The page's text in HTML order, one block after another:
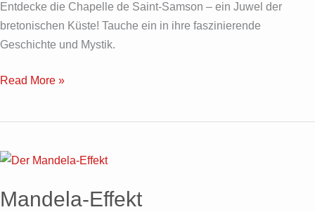
Entdecke die Chapelle de Saint-Samson – ein Juwel der
bretonischen Küste! Tauche ein in ihre faszinierende
Geschichte und Mystik.
Read More »
Mandela-Effekt
Mandela-